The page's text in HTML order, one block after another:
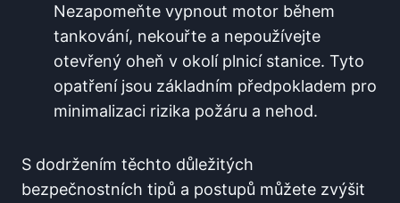
Nezapomeňte⁤ vypnout motor během
tankování, nekouřte a nepoužívejte
otevřený oheň v ⁣okolí plnicí stanice. Tyto
opatření jsou základním předpokladem pro
minimalizaci rizika požáru a ⁤nehod.
S dodržením těchto důležitých
bezpečnostních ‍tipů a postupů můžete zvýšit